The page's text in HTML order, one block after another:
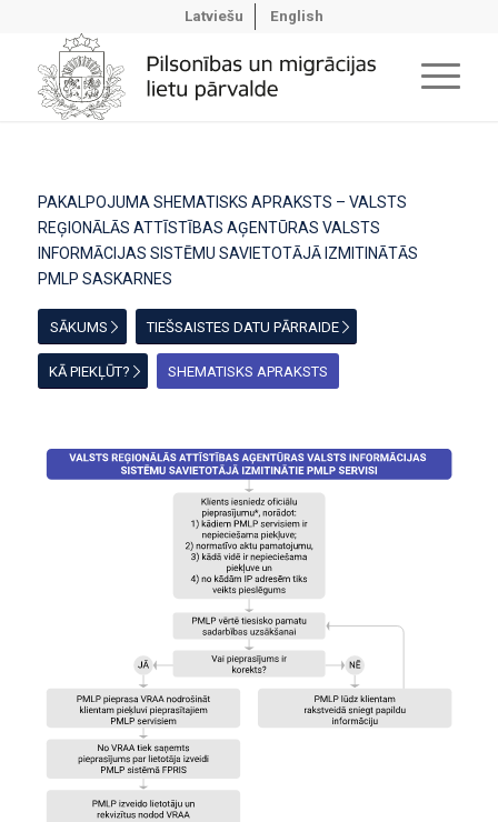
Latviešu English
PAKALPOJUMA SHEMATISKS APRAKSTS – VALSTS
REĢIONĀLĀS ATTĪSTĪBAS AĢENTŪRAS VALSTS
INFORMĀCIJAS SISTĒMU SAVIETOTĀJĀ IZMITINĀTĀS
PMLP SASKARNES
SĀKUMS TIEŠSAISTES DATU PĀRRAIDE
KĀ PIEKĻŪT? SHEMATISKS APRAKSTS